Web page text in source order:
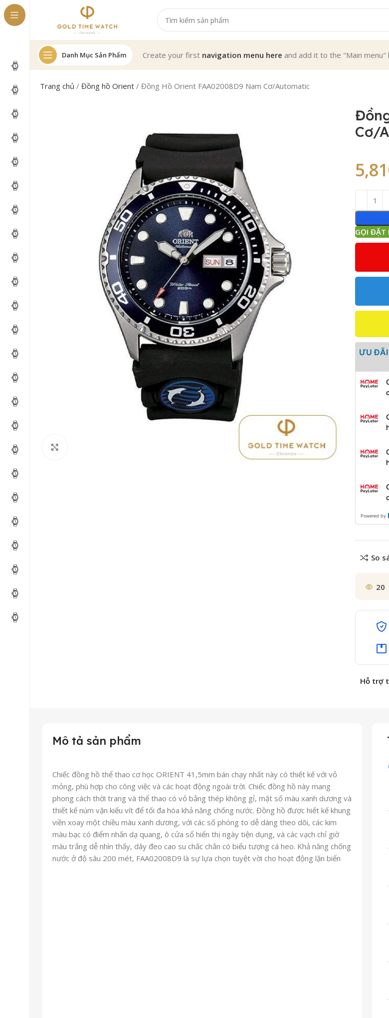
Danh Mục Sản Phẩm Create your first navigation menu here and add it to the "Main menu"
Trang chủ /Đồng hồ Orient /Đồng Hồ Orient FAA02008D9 Nam Cơ/Automatic
Cơ/
GỌI ĐẶT
ƯU ĐÃI
Powered by
So
20
Hỗ trợ
Mô tả sản phẩm
Chiếc đồng hồ thể thao cơ học ORIENT 41,5mm bán chạy nhất này có thiết kế với vỏ
mỏng, phù hợp cho công việc và các hoạt động ngoài trời. Chiếc đồng hồ này mang
phong cách thời trang và thể thao có vỏ bằng thép không gỉ, mặt số màu xanh dương và
thiết kế núm vặn kiếu vít để tối đa hóa khả năng chống nước. Đồng hồ được hiết kế khung
viền xoay một chiều màu xanh dương, với các số phóng to dễ dàng theo dõi, các kim
màu bạc có điểm nhấn dạ quang, ô cửa sổ hiển thị ngày tiện dụng, và các vạch chỉ giờ
màu trắng dễ nhìn thấy, dây đeo cao su chắc chắn có biểu tượng cá heo. Khả năng chống
nước ở độ sâu 200 mét, FAA02008D9 là sự lựa chọn tuyệt vời cho hoạt động lặn biển